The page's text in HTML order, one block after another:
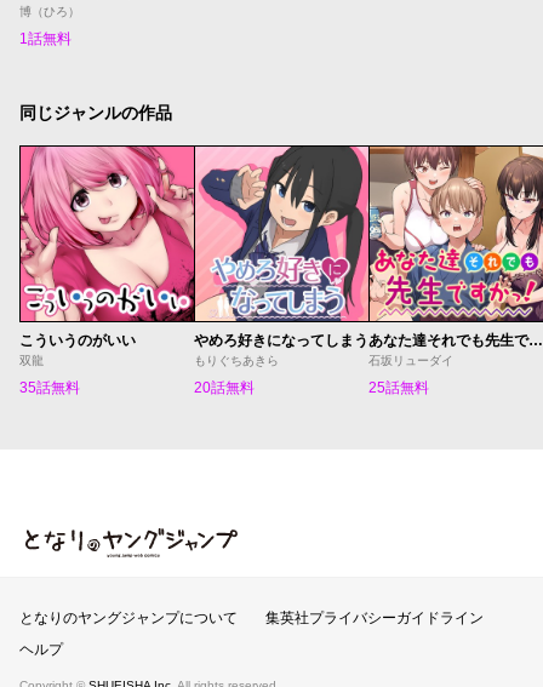
博（ひろ）
1話無料
同じジャンルの作品
こういうのがいい
双龍
35話無料
やめろ好きになってしまう
もりぐちあきら
20話無料
あなた達それでも先生ですかっ！
石坂リューダイ
25話無料
となりのヤングジャンプ
となりのヤングジャンプについて
集英社プライバシーガイドライン
ヘルプ